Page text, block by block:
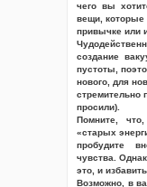
чего вы
вещи, которые
привычке или
создание
пустоты,
нового, для
стремительно
просили).
Помните,
«старых
пробудите
чувства.
это, и
Возможно, в